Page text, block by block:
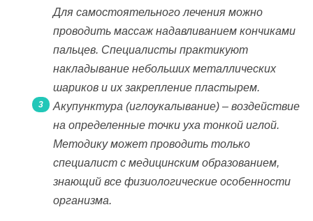
Для самостоятельного лечения можно
проводить массаж надавливанием кончиками
пальцев. Специалисты практикуют
накладывание небольших металлических
шариков и их закрепление пластырем.
Акупунктура (иглоукалывание) – воздействие
на определенные точки уха тонкой иглой.
Методику может проводить только
специалист с медицинским образованием,
знающий все физиологические особенности
организма.